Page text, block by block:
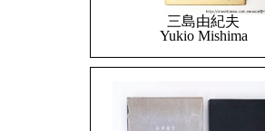
三島由紀夫
Yukio Mishima